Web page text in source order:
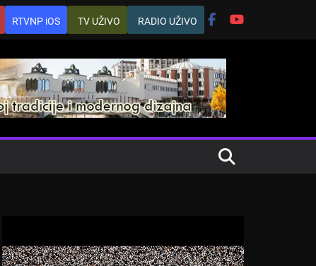
RTVNP iOS TV UŽIVO RADIO UŽIVO